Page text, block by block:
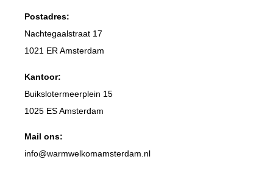
Postadres:
Nachtegaalstraat 17
1021 ER Amsterdam
Kantoor:
Buikslotermeerplein 15
1025 ES Amsterdam
Mail ons:
info@warmwelkomamsterdam.nl